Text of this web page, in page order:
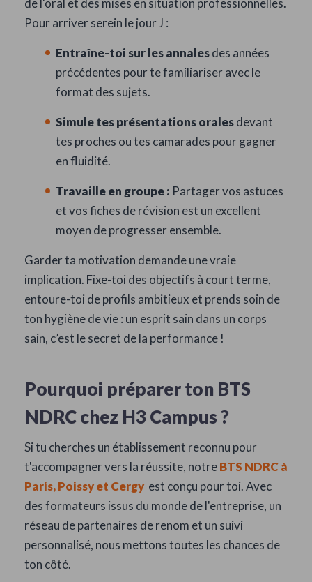
de l'oral et des mises en situation professionnelles.
Pour arriver serein le jour J :
Entraîne-toi sur les annalesdes années
précédentes pour te familiariser avec le
format des sujets.
Simule tes présentations oralesdevant
tes proches ou tes camarades pour gagner
en fluidité.
Travaille en groupe : Partager vos astuces
et vos fiches de révision est un excellent
moyen de progresser ensemble.
Garder ta motivation demande une vraie
implication. Fixe-toi des objectifs à court terme,
entoure-toi de profils ambitieux et prends soin de
ton hygiène de vie : un esprit sain dans un corps
sain, c’est le secret de la performance !
Pourquoi préparer ton BTS
NDRC chez H3 Campus ?
Si tu cherches un établissement reconnu pour
t'accompagner vers la réussite, notreBTS NDRC à
Paris, Poissy et Cergy est conçu pour toi. Avec
des formateurs issus du monde de l'entreprise, un
réseau de partenaires de renom et un suivi
personnalisé, nous mettons toutes les chances de
ton côté.